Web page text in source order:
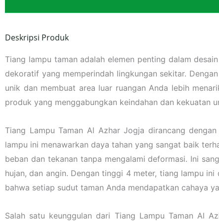
Deskripsi Produk
Tiang lampu taman adalah elemen penting dalam
dekoratif yang memperindah lingkungan sekitar.
unik dan membuat area luar ruangan Anda lebih
produk yang menggabungkan keindahan dan kekuatan
Tiang Lampu Taman Al Azhar Jogja dirancang
lampu ini menawarkan daya tahan yang sangat baik
beban dan tekanan tanpa mengalami deformasi. Ini
hujan, dan angin. Dengan tinggi 4 meter, tiang lampu
bahwa setiap sudut taman Anda mendapatkan cahaya
Salah satu keunggulan dari Tiang Lampu Taman Al